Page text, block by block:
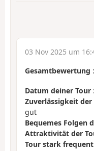
03 Nov 2025 um
Gesamtbewertung :
Datum deiner Tour
Zuverlässigkeit der
gut
Bequemes Folgen
Attraktivität der
Tour stark